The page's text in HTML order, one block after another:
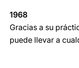
1968
Gracias a su
puede llevar a